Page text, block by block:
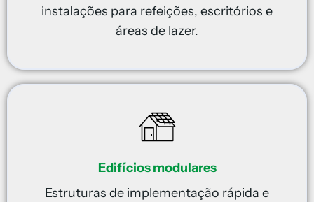
instalações para refeições, escritórios e
áreas de lazer.
Edifícios modulares
Estruturas de implementação rápida e